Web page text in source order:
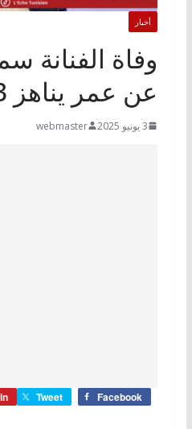
أخبار
وفاة الفنانة
عن عمر يناهز 93 عامًا
3 يونيو 2025 webmaster
Facebook
Tweet